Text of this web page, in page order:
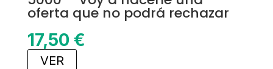
oferta que no podrá rechazar
17,50 €
VER